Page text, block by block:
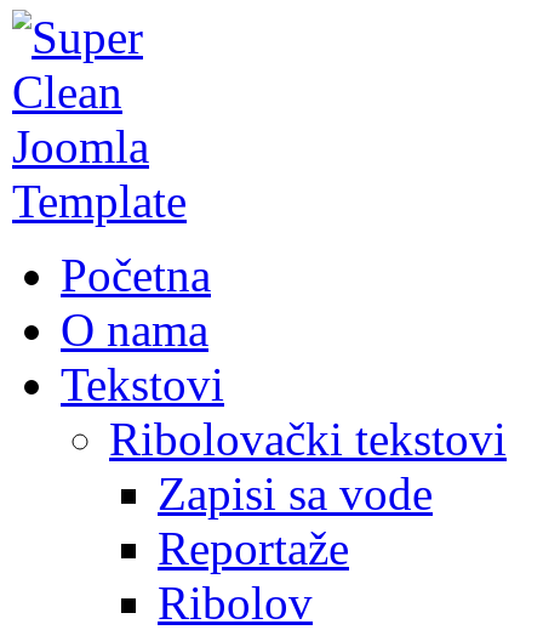
Početna
O nama
Tekstovi
Ribolovački tekstovi
Zapisi sa vode
Reportaže
Ribolov